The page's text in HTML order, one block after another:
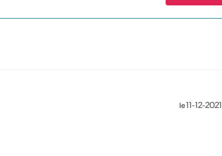
le‎11-12-2021